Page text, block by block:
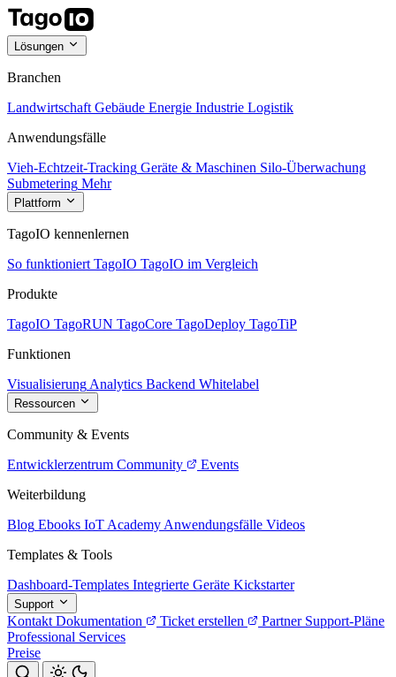
Lösungen
Branchen
Landwirtschaft Gebäude Energie Industrie Logistik
Anwendungsfälle
Vieh-Echtzeit-Tracking Geräte & Maschinen Silo-Überwachung
Submetering Mehr
Plattform
TagoIO kennenlernen
So funktioniert TagoIO TagoIO im Vergleich
Produkte
TagoIO TagoRUN TagoCore TagoDeploy TagoTiP
Funktionen
Visualisierung Analytics Backend Whitelabel
Ressourcen
Community & Events
Entwicklerzentrum Community
Events
Weiterbildung
Blog Ebooks IoT Academy Anwendungsfälle Videos
Templates & Tools
Dashboard-Templates Integrierte Geräte Kickstarter
Support
Kontakt Dokumentation Ticket erstellen Partner Support-Pläne
Professional Services
Preise